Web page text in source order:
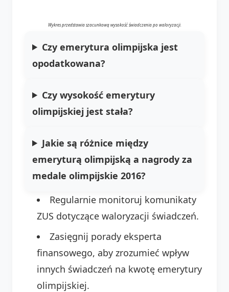
Wykres przedstawia szacunkową wysokość świadczenia po waloryzacji.
Czy emerytura olimpijska jest
opodatkowana?
Czy wysokość emerytury
olimpijskiej jest stała?
Jakie są różnice między
emeryturą olimpijską a nagrody za
medale olimpijskie 2016?
Regularnie monitoruj komunikaty
ZUS dotyczące waloryzacji świadczeń.
Zasięgnij porady eksperta
finansowego, aby zrozumieć wpływ
innych świadczeń na kwotę emerytury
olimpijskiej.